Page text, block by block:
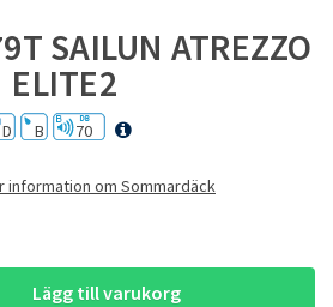
SAILUN ATREZZO
ELITE2
D B 70
information om Sommardäck
Lägg till varukorg